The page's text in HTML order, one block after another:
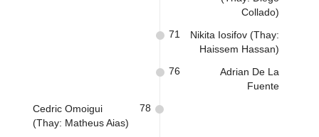
Collado)
Nikita Iosifov (Thay:
Haissem Hassan)
71
Adrian De La
Fuente
76
Cedric Omoigui
(Thay: Matheus Aias)
78